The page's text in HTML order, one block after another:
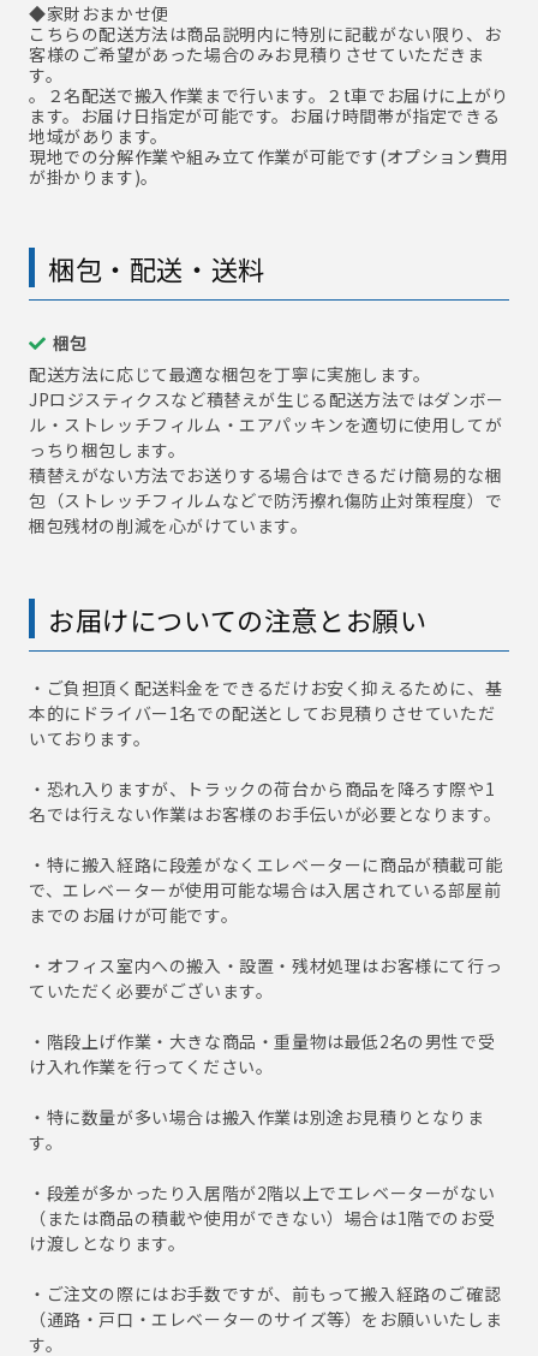
◆家財おまかせ便
こちらの配送方法は商品説明内に特別に記載がない限り、お
客様のご希望があった場合のみお見積りさせていただきま
す。
。２名配送で搬入作業まで行います。２t車でお届けに上がり
ます。お届け日指定が可能です。お届け時間帯が指定できる
地域があります。
現地での分解作業や組み立て作業が可能です(オプション費用
が掛かります)。
梱包・配送・送料
梱包
配送方法に応じて最適な梱包を丁寧に実施します。
JPロジスティクスなど積替えが生じる配送方法ではダンボー
ル・ストレッチフィルム・エアパッキンを適切に使用してが
っちり梱包します。
積替えがない方法でお送りする場合はできるだけ簡易的な梱
包（ストレッチフィルムなどで防汚擦れ傷防止対策程度）で
梱包残材の削減を心がけています。
お届けについての注意とお願い
・ご負担頂く配送料金をできるだけお安く抑えるために、基
本的にドライバー1名での配送としてお見積りさせていただ
いております。
・恐れ入りますが、トラックの荷台から商品を降ろす際や1
名では行えない作業はお客様のお手伝いが必要となります。
・特に搬入経路に段差がなくエレベーターに商品が積載可能
で、エレベーターが使用可能な場合は入居されている部屋前
までのお届けが可能です。
・オフィス室内への搬入・設置・残材処理はお客様にて行っ
ていただく必要がございます。
・階段上げ作業・大きな商品・重量物は最低2名の男性で受
け入れ作業を行ってください。
・特に数量が多い場合は搬入作業は別途お見積りとなりま
す。
・段差が多かったり入居階が2階以上でエレベーターがない
（または商品の積載や使用ができない）場合は1階でのお受
け渡しとなります。
・ご注文の際にはお手数ですが、前もって搬入経路のご確認
（通路・戸口・エレベーターのサイズ等）をお願いいたしま
す。